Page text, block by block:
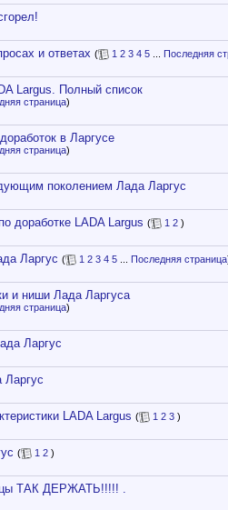
и ответах ( 1 2 3 4 5
Последняя
Largus. Полный список
страница)
в Ларгусе
страница)
поколением Лада Ларгус
доработке LADA Largus ( 1 2 )
Ларгус ( 1 2 3 4 5 Последняя страница
и ниши Лада Ларгуса
страница)
Ларгус
LADA Largus ( 1 2 3 )
( 1 2 )
ТАК ДЕРЖАТЬ!!!!! .